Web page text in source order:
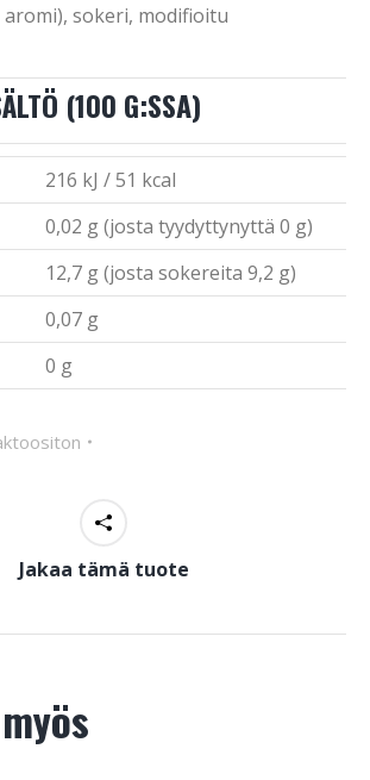
sokeri, modifioitu
(100 G:SSA)
216 kJ / 51 kcal
0,02 g (josta tyydyttynyttä 0 g)
12,7 g (josta sokereita 9,2 g)
0,07 g
0 g
Jakaa tämä tuote